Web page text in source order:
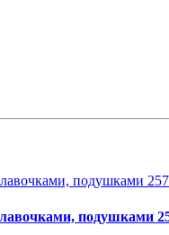
подушками